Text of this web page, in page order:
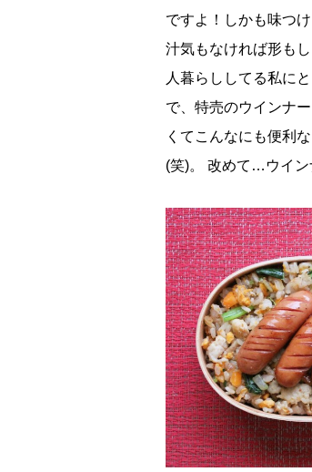
ですよ！しかも味つ
汁気もなければ形も
人暮らししてる私に
で、特売のウインナ
くてこんなにも便利
(笑)。 改めて…ウイン